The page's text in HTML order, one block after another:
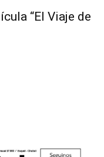
“El Viaje de